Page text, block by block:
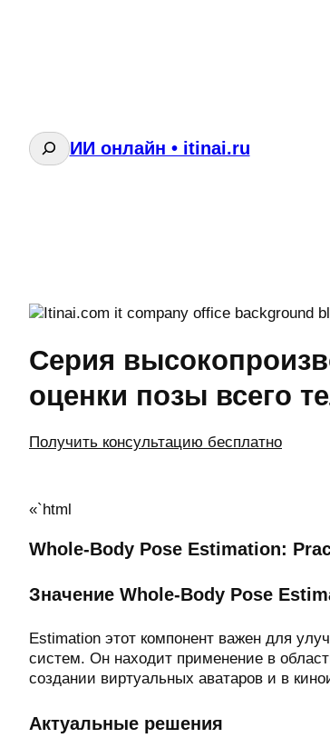
ПоискИИ онлайн • itinai.ru
Серия
оценки позы всего
Получить консультацию бесплатно
«`html
Whole-Body Pose Estimation:
Значение Whole-Body Pose
Estimation этот компонент важен для
систем. Он находит применение в
создании виртуальных аватаров и в
Актуальные решения